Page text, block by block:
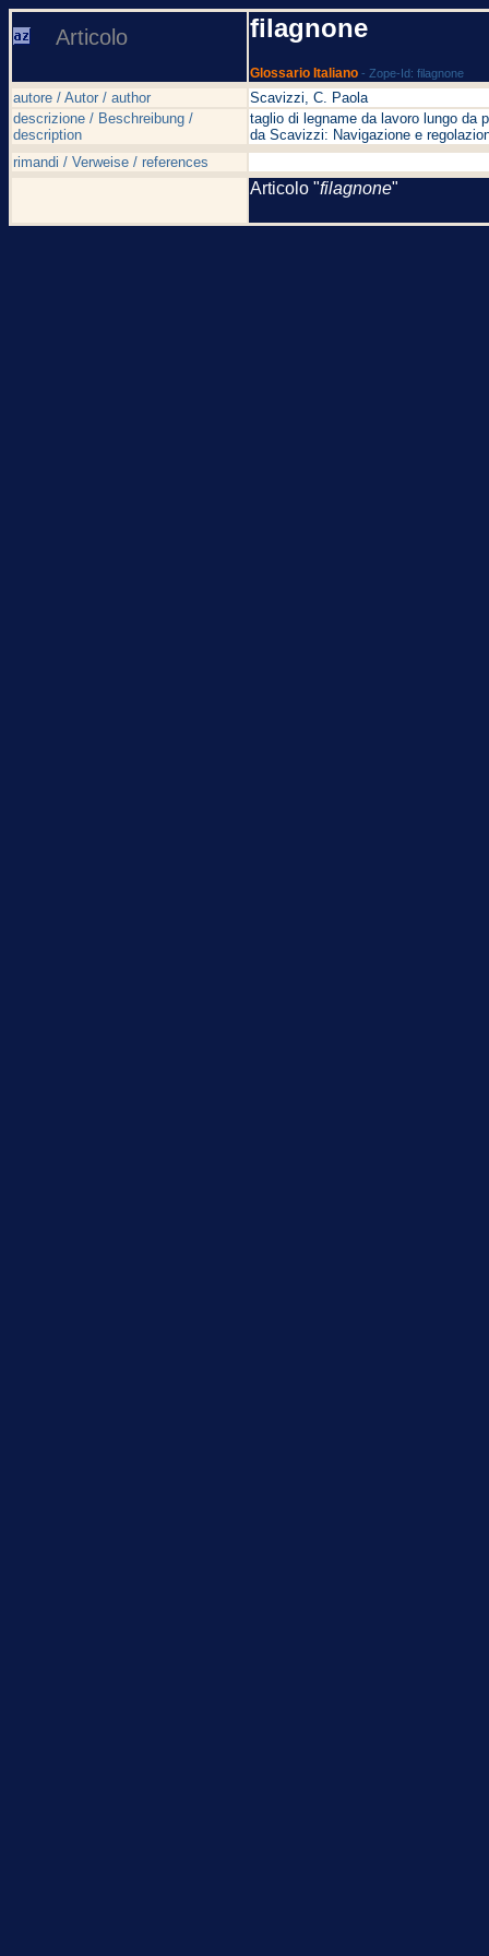
Articolo filagnone
Glossario Italiano - Zope-Id: filagnone
autore / Autor / author
Scavizzi, C. Paola
descrizione / Beschreibung /
description
taglio di legname da lavoro lungo da
da Scavizzi: Navigazione e
rimandi / Verweise / references
Articolo "filagnone"